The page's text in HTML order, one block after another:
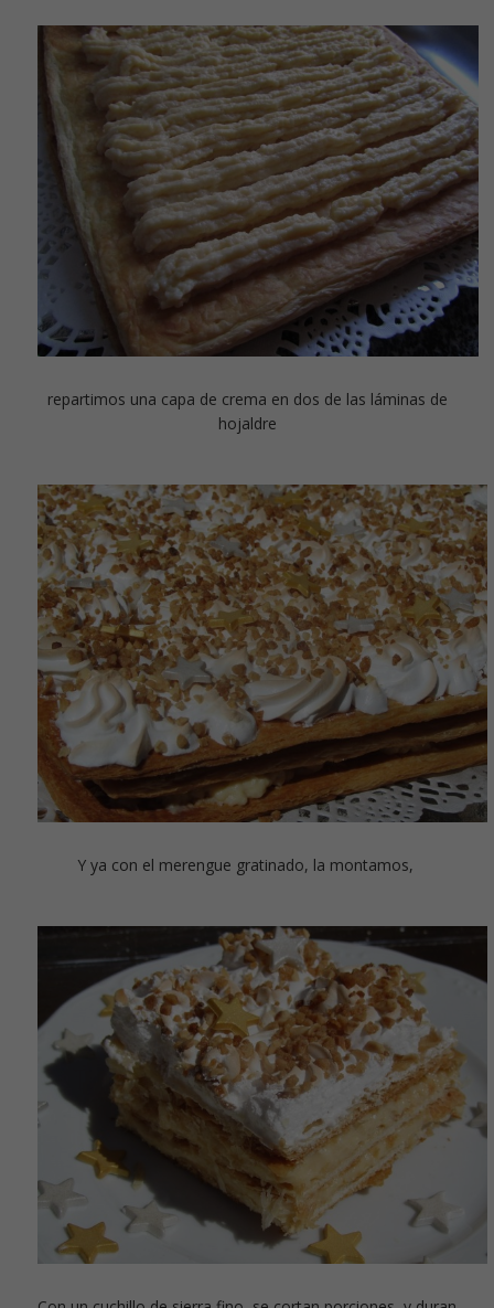
repartimos una capa de crema en dos de las láminas de
hojaldre
Y ya con el merengue gratinado, la montamos,